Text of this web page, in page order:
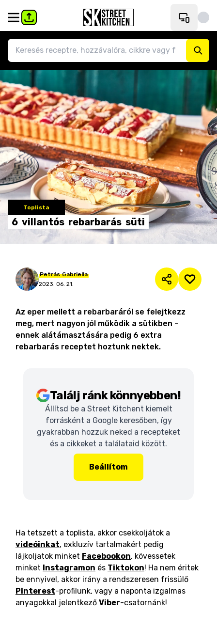
Toplista
6 villantós rebarbarás süti
Petrás Gabriella
2023. 06. 21.
Az eper mellett a rebarbaráról se felejtkezz
meg, mert nagyon jól működik a sütikben –
ennek alátámasztására pedig 6 extra
rebarbarás receptet hoztunk nektek.
Találj ránk könnyebben!
Állítsd be a Street Kitchent kiemelt
forrásként a Google keresőben, így
gyakrabban hozzuk neked a recepteket
és a cikkeket a találataid között.
Beállítom
Ha tetszett a toplista, akkor csekkoljátok a
videóinkat, exkluzív tartalmakért pedig
lájkoljatok minket Facebookon, kövessetek
minket Instagramon és Tiktokon! Ha nem éritek
be ennyivel, akkor irány a rendszeresen frissülő
Pinterest-profilunk, vagy a naponta izgalmas
anyagokkal jelentkező Viber-csatornánk!